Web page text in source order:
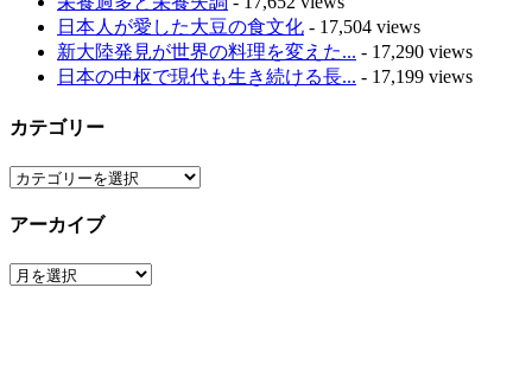
日本人が愛した大豆の食文化 - 17,504 views
新大陸発見が世界の料理を変えた... - 17,290 views
日本の中枢で現代も生き続ける長... - 17,199 views
カテゴリー
カ
ゴ
ー
アーカイブ
ア